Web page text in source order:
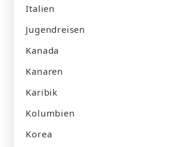
Italien
Jugendreisen
Kanada
Kanaren
Karibik
Kolumbien
Korea